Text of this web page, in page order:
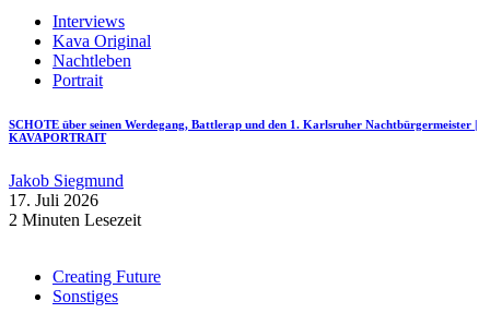
Interviews
Kava Original
Nachtleben
Portrait
SCHOTE über seinen Werdegang, Battlerap und den 1. Karlsruher Nachtbürgermeister |
KAVAPORTRAIT
Jakob Siegmund
17. Juli 2026
2 Minuten Lesezeit
Creating Future
Sonstiges